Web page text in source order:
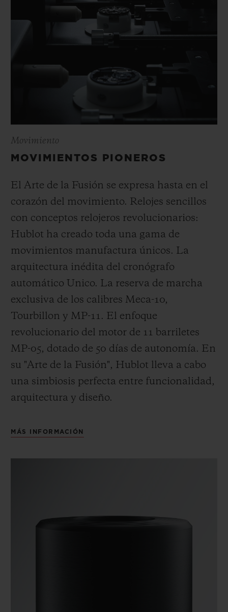
Movimiento
MOVIMIENTOS PIONEROS
El Arte de la Fusión se expresa hasta en el
corazón del movimiento. Relojes sencillos
con conceptos relojeros revolucionarios:
Hublot ha creado toda una gama de
movimientos manufactura únicos. La
arquitectura inédita del cronógrafo
automático Unico. La reserva de marcha
exclusiva de los calibres Meca-10,
Tourbillon y MP-11. El enfoque
revolucionario del motor de 11 barriletes
MP-05, dotado de 50 días de autonomía. En
su "Arte de la Fusión", Hublot lleva a cabo
una simbiosis perfecta entre funcionalidad,
arquitectura y diseño.
MÁS INFORMACIÓN